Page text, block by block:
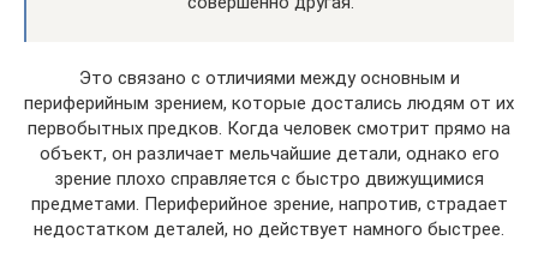
Это связано с отличиями между основным и
периферийным зрением, которые достались людям от их
первобытных предков. Когда человек смотрит прямо на
объект, он различает мельчайшие детали, однако его
зрение плохо справляется с быстро движущимися
предметами. Периферийное зрение, напротив, страдает
недостатком деталей, но действует намного быстрее.